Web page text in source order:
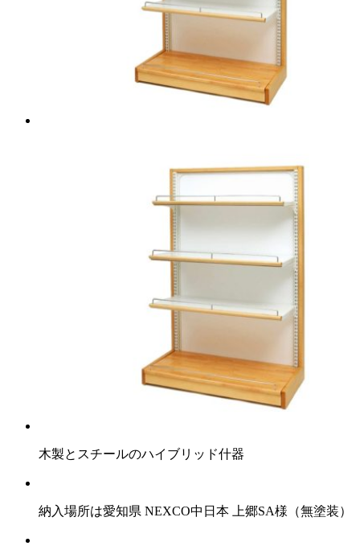
木製とスチールのハイブリッド什器
納入場所は愛知県 NEXCO中日本 上郷SA様（無塗装）